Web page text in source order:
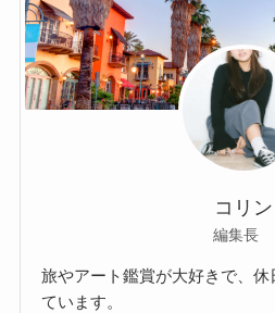
コリン
編集長
旅やアート鑑賞が大好きで、
ています。